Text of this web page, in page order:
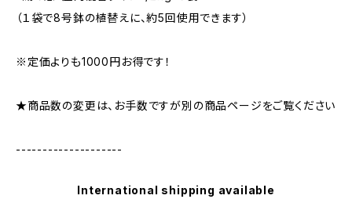
（１袋で8号鉢の植替えに、約5回使用できます）
※定価よりも1000円お得です！
★商品数の変更は、お手数ですが別の商品ページをご覧ください
--------------------
International shipping available